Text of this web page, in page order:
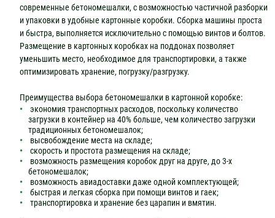
современные бетономешалки, с возможностью частичной разборки
и упаковки в удобные картонные коробки. Сборка машины проста
и быстра, выполняется исключительно с помощью винтов и болтов.
Размещение в картонных коробках на поддонах позволяет
уменьшить место, необходимое для транспортировки, а также
оптимизировать хранение, погрузку/разгрузку.
Преимущества выбора бетономешалки в картонной коробке:
экономия транспортных расходов, поскольку количество
загрузки в контейнер на 40% больше, чем количество загрузки
традиционных бетономешалок;
высвобождение места на складе;
скорость и простота размещения на складе;
возможность размещения коробок друг на друге, до 3-х
бетономешалок;
возможность авиадоставки даже одной комплектующей;
быстрая и легкая сборка при помощи винтов и гаек;
транспортировка и хранение без царапин и вмятин.